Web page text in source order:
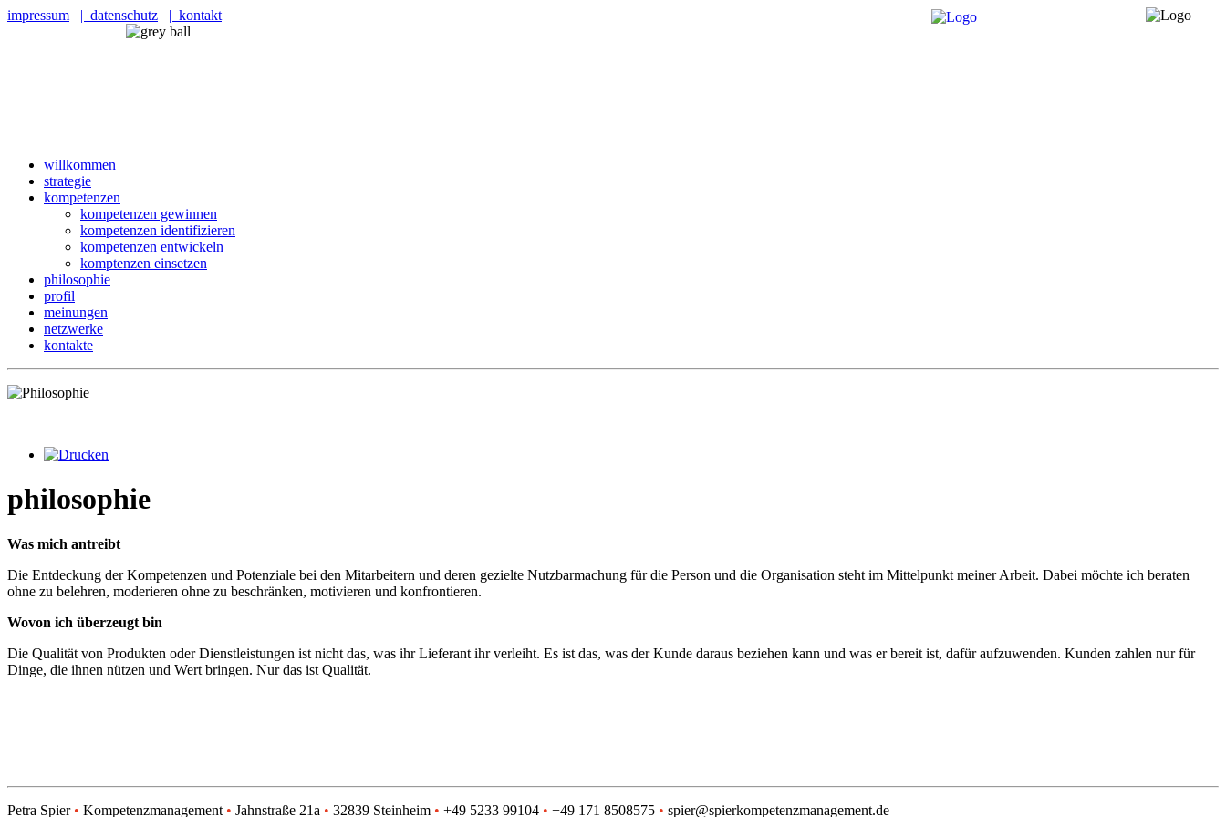
impressum | datenschutz | kontakt
willkommen
strategie
kompetenzen
kompetenzen gewinnen
kompetenzen identifizieren
kompetenzen entwickeln
komptenzen einsetzen
philosophie
profil
meinungen
netzwerke
kontakte
philosophie
Was mich antreibt
Die Entdeckung der Kompetenzen und Potenziale bei den Mitarbeitern und deren gezielte Nutzbarmachung für die Person und die Organisation steht im Mittelpunkt meiner Arbeit. Dabei möchte ich beraten
ohne zu belehren, moderieren ohne zu beschränken, motivieren und konfrontieren.
Wovon ich überzeugt bin
Die Qualität von Produkten oder Dienstleistungen ist nicht das, was ihr Lieferant ihr verleiht. Es ist das, was der Kunde daraus beziehen kann und was er bereit ist, dafür aufzuwenden. Kunden zahlen nur für
Dinge, die ihnen nützen und Wert bringen. Nur das ist Qualität.
Petra Spier • Kompetenzmanagement • Jahnstraße 21a • 32839 Steinheim • +49 5233 99104 • +49 171 8508575 • spier@spierkompetenzmanagement.de